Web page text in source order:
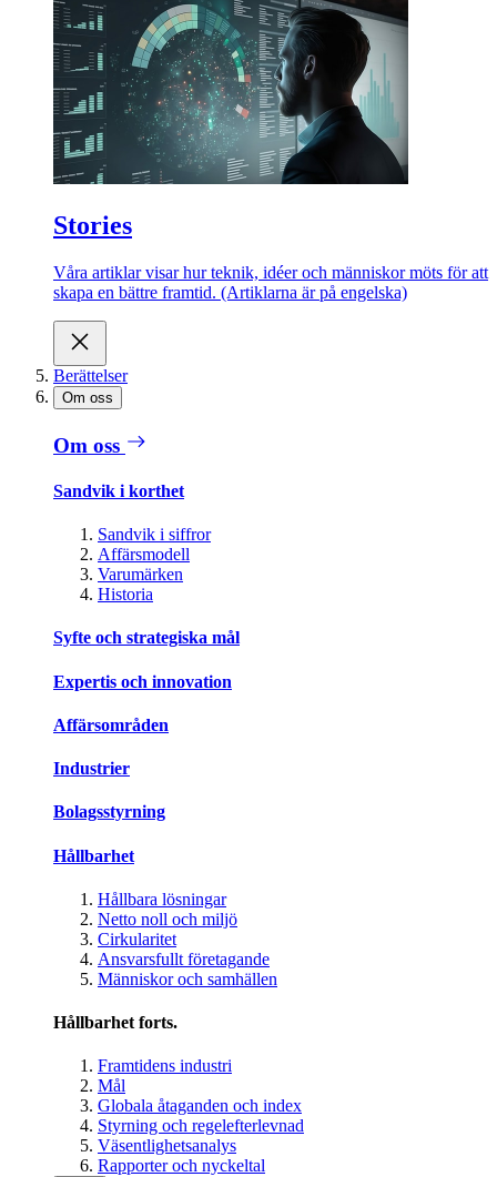
Stories
Våra artiklar visar hur teknik, idéer och människor möts för att
skapa en bättre framtid. (Artiklarna är på engelska)
Berättelser
Om oss
Om oss
Sandvik i korthet
Sandvik i siffror
Affärsmodell
Varumärken
Historia
Syfte och strategiska mål
Expertis och innovation
Affärsområden
Industrier
Bolagsstyrning
Hållbarhet
Hållbara lösningar
Netto noll och miljö
Cirkularitet
Ansvarsfullt företagande
Människor och samhällen
Hållbarhet forts.
Framtidens industri
Mål
Globala åtaganden och index
Styrning och regelefterlevnad
Väsentlighetsanalys
Rapporter och nyckeltal